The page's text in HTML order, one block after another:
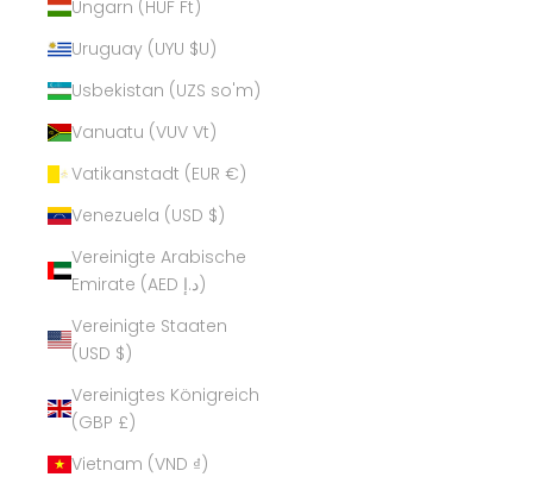
Ungarn (HUF Ft)
Uruguay (UYU $U)
Usbekistan (UZS so'm)
Vanuatu (VUV Vt)
Vatikanstadt (EUR €)
Venezuela (USD $)
Vereinigte Arabische
Emirate (AED د.إ)
Vereinigte Staaten
(USD $)
Vereinigtes Königreich
(GBP £)
Vietnam (VND ₫)